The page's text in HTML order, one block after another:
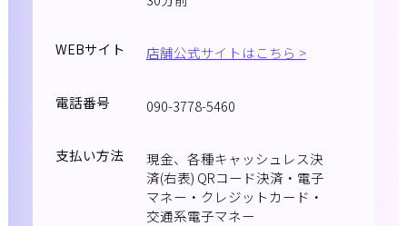
WEBサイト 店舗公式サイトはこちら >
電話番号 090-3778-5460
支払い方法
現金、各種キャッシュレス決
済(右表) QRコード決済・電子
マネー・クレジットカード・
交通系電子マネー